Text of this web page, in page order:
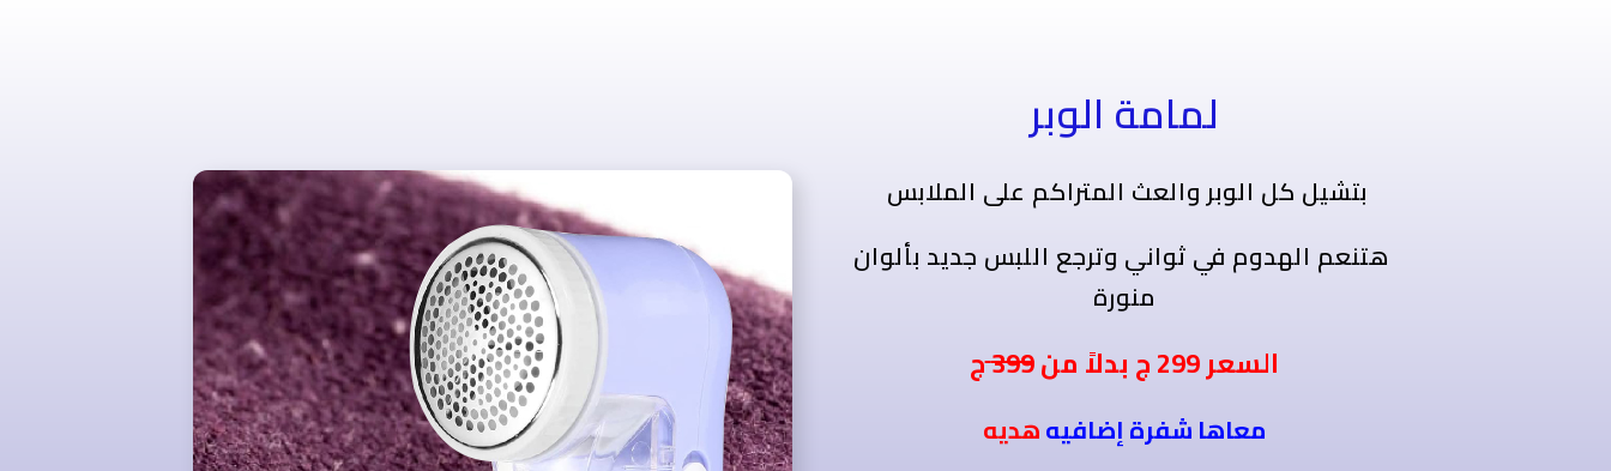
لمامة الوبر
بتشيل كل الوبر والعث المتراكم على الملابس
هتنعم الهدوم في ثواني وترجع اللبس جديد بألوان
منورة
السعر299ج بدلاً من399
معاها شفرة إضافيههديه